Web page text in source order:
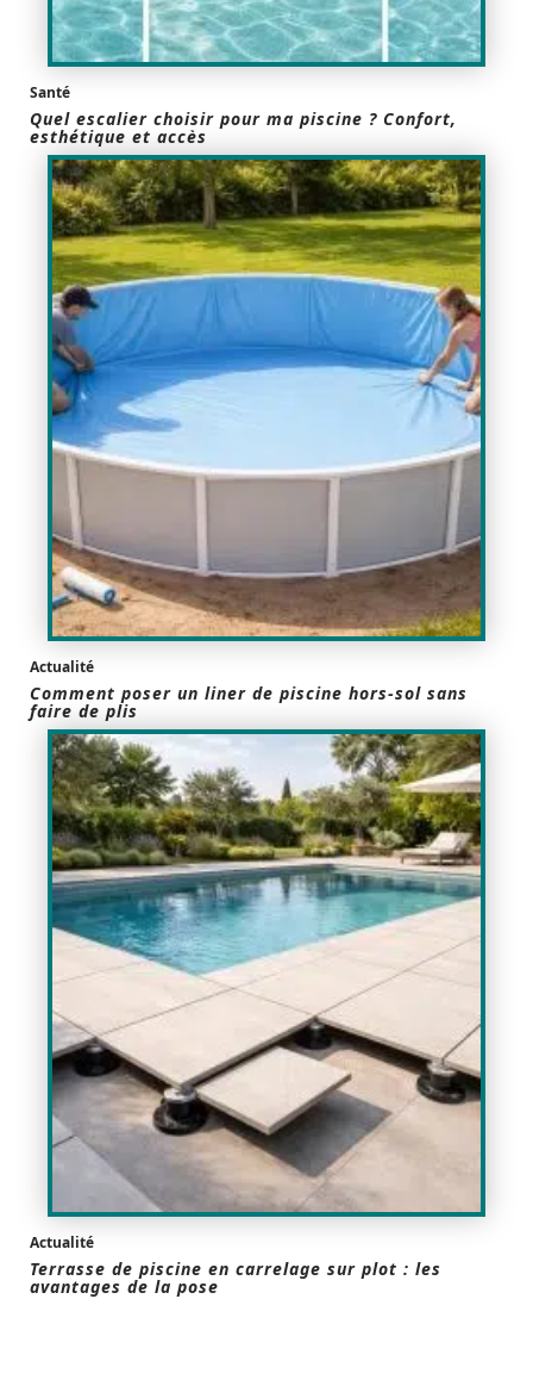
Santé
Quel escalier choisir pour ma piscine ? Confort,
esthétique et accès
Actualité
Comment poser un liner de piscine hors-sol sans
faire de plis
Actualité
Terrasse de piscine en carrelage sur plot : les
avantages de la pose